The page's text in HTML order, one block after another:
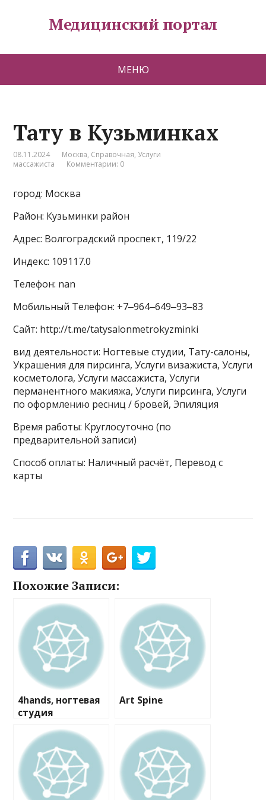
Медицинский портал
МЕНЮ
Тату в Кузьминках
08.11.2024 Москва, Справочная, Услуги
массажиста
Комментарии: 0
город: Москва
Район: Кузьминки район
Адрес: Волгоградский проспект, 119/22
Индекс: 109117.0
Телефон: nan
Мобильный Телефон: +7‒964‒649‒93‒83
Сайт: http://t.me/tatysalonmetrokyzminki
вид деятельности: Ногтевые студии, Тату-салоны,
Украшения для пирсинга, Услуги визажиста, Услуги
косметолога, Услуги массажиста, Услуги
перманентного макияжа, Услуги пирсинга, Услуги
по оформлению ресниц / бровей, Эпиляция
Время работы: Круглосуточно (по
предварительной записи)
Способ оплаты: Наличный расчёт, Перевод с
карты
Похожие Записи:
4hands, ногтевая
студия
Art Spine